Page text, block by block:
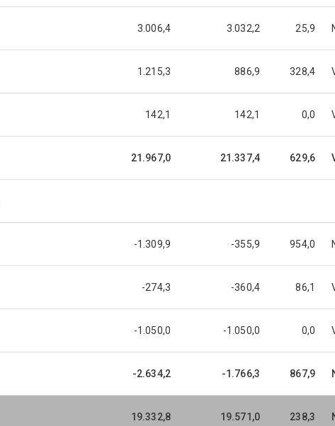
3.006,4 3.032,2 25,9
1.215,3 886,9 328,4
142,1 142,1 0,0
21.967,0 21.337,4 629,6
-1.309,9 -355,9 954,0
-274,3 -360,4 86,1
-1.050,0 -1.050,0 0,0
-2.634,2 -1.766,3 867,9
19.332,8 19.571,0 238,3